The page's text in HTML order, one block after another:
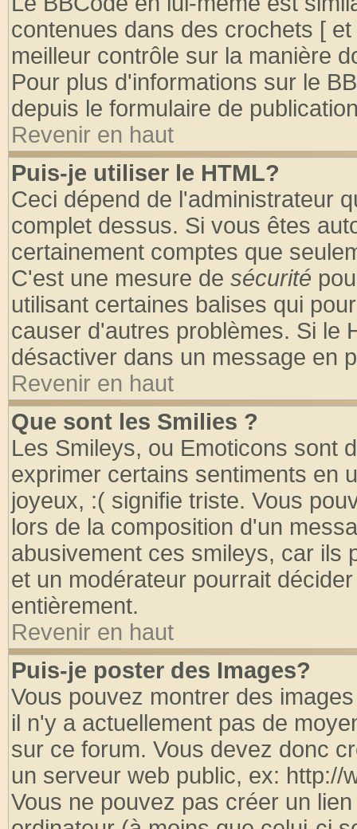
contenues dans des crochets [
meilleur contrôle sur la manière
Pour plus d'informations sur le
depuis le formulaire de
Revenir en haut
Puis-je utiliser le HTML?
Ceci dépend de l'administrateur
complet dessus. Si vous êtes
certainement comptes que
C'est une mesure de sécurité
utilisant certaines balises qui
causer d'autres problèmes. Si le
désactiver dans un message en
Revenir en haut
Que sont les Smilies ?
Les Smileys, ou Emoticons sont
exprimer certains sentiments en
joyeux, :( signifie triste. Vous
lors de la composition d'un
abusivement ces smileys, car ils
et un modérateur pourrait
entièrement.
Revenir en haut
Puis-je poster des Images?
Vous pouvez montrer des
il n'y a actuellement pas de
sur ce forum. Vous devez donc
un serveur web public, ex: http://
Vous ne pouvez pas créer un